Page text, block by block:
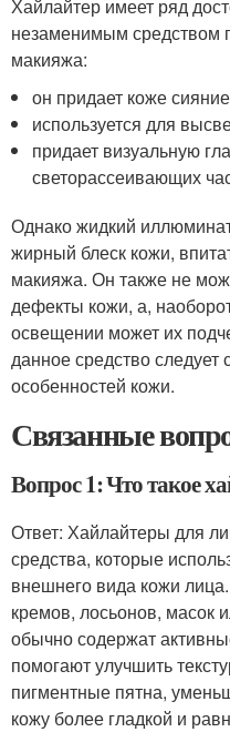
Хайлайтер имеет ряд
незаменимым средством
макияжа:
он придает коже
используется для
придает визуальную
светорассеивающих
Однако жидкий
жирный блеск кожи,
макияжа. Он также не
дефекты кожи, а,
освещении может их
данное средство следует
особенностей кожи.
Связанные
Вопрос 1: Что такое
Ответ: Хайлайтеры для
средства, которые
внешнего вида кожи
кремов, лосьонов, масок
обычно содержат
помогают улучшить
пигментные пятна,
кожу более гладкой и